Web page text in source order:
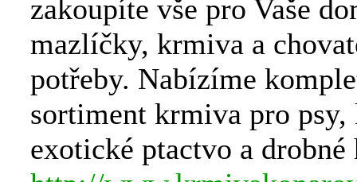
zakoupíte vše pro Vaše
mazlíčky, krmiva a
potřeby. Nabízíme
sortiment krmiva pro psy,
exotické ptactvo a drobné